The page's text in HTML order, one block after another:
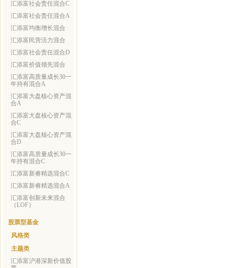
汇添富社会责任混合C
汇添富社会责任混合A
汇添富均衡增长混合
汇添富民营活力混合
汇添富社会责任混合D
汇添富价值领先混合
汇添富高质量成长30一
年持有混合A
汇添富大盘核心资产混
合A
汇添富大盘核心资产混
合C
汇添富大盘核心资产混
合D
汇添富高质量成长30一
年持有混合C
汇添富新睿精选混合C
汇添富新睿精选混合A
汇添富创新未来混合
（LOF）
股票型基金
风格类
主题类
汇添富沪港深新价值股